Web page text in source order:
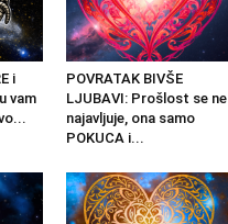
i
vam
POVRATAK BIVŠE
LJUBAVI: Prošlost se ne
najavljuje, ona samo
POKUCA i...